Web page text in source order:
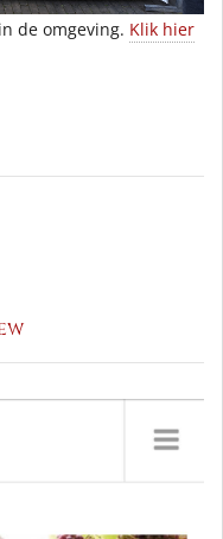
de omgeving. Klik hier